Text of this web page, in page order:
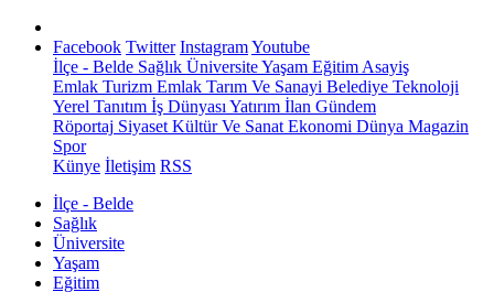
Facebook Twitter InstagramYoutube
İlçe - Belde Sağlık ÜniversiteYaşam Eğitim Asayiş
Emlak Turizm Emlak Tarım Ve Sanayi Belediye Teknoloji
Yerel Tanıtım İş Dünyası Yatırım İlan Gündem
Röportaj Siyaset Kültür Ve Sanat Ekonomi Dünya Magazin
Spor
Künye İletişim RSS
İlçe - Belde
Sağlık
Üniversite
Yaşam
Eğitim